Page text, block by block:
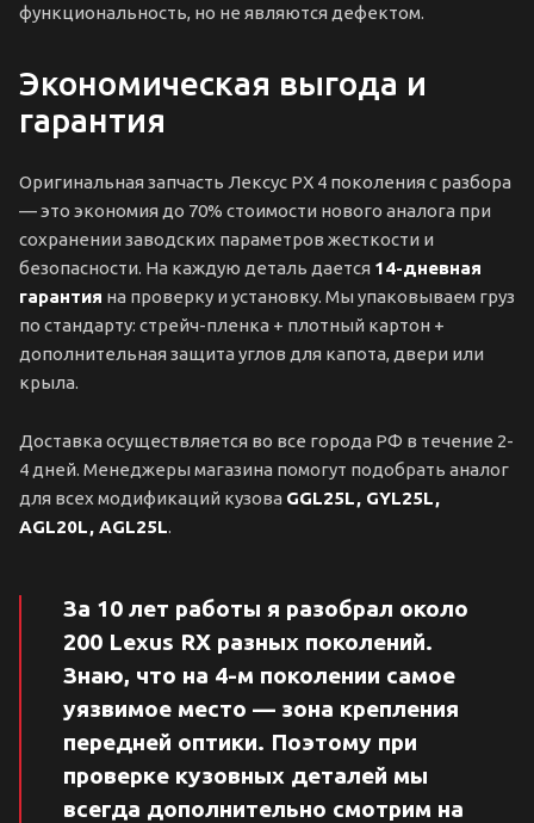
функциональность, но не являются дефектом.
Экономическая выгода и
гарантия
Оригинальная запчасть Лексус РХ 4 поколения с разбора
— это экономия до 70% стоимости нового аналога при
сохранении заводских параметров жесткости и
безопасности. На каждую деталь дается 14-дневная
гарантия на проверку и установку. Мы упаковываем груз
по стандарту: стрейч-пленка + плотный картон +
дополнительная защита углов для капота, двери или
крыла.
Доставка осуществляется во все города РФ в течение 2-
4 дней. Менеджеры магазина помогут подобрать аналог
для всех модификаций кузова GGL25L, GYL25L,
AGL20L, AGL25L.
За 10 лет работы я разобрал около
200 Lexus RX разных поколений.
Знаю, что на 4-м поколении самое
уязвимое место — зона крепления
передней оптики. Поэтому при
проверке кузовных деталей мы
всегда дополнительно смотрим на